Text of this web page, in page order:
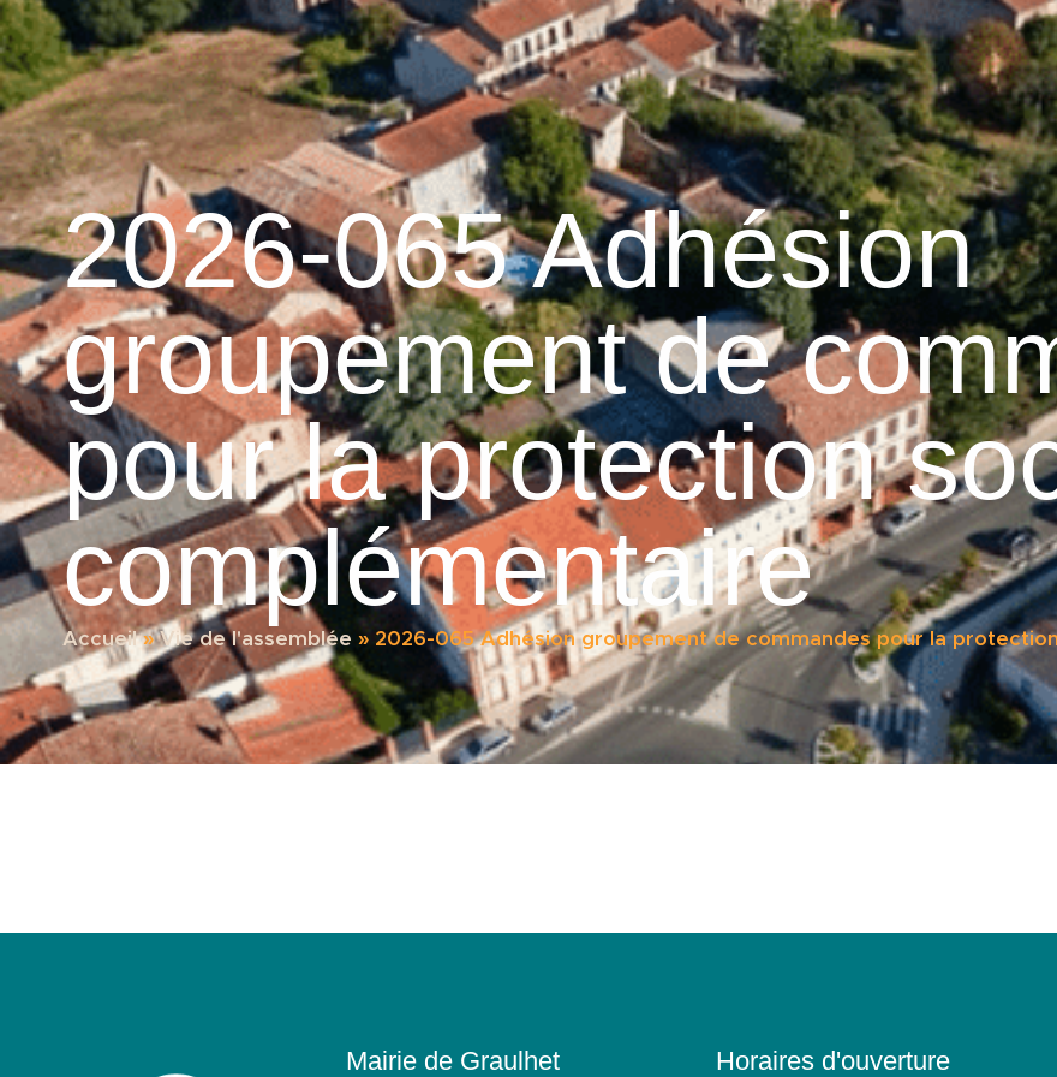
principal
Graulhet et le cuir Accueil Découvrir Graulhet Vie municipale Graulhet au
2026-065 Adhésion
groupement de
pour la protection
complémentaire
Accueil»Vie de l'assemblée » 2026-065 Adhésion groupement de commandes pour la
Mairie de Graulhet Horaires d'ouverture